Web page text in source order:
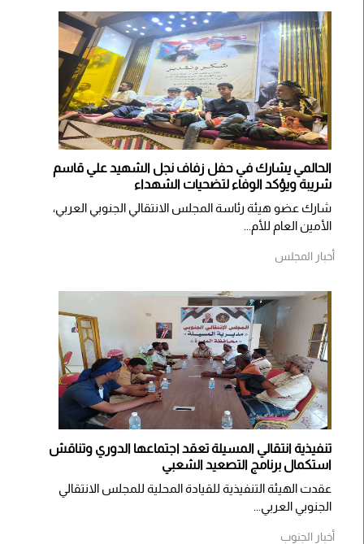
الحالمي يشارك في حفل زفاف نجل الشهيد علي قاسم
شريبة ويؤكد الوفاء لتضحيات الشهداء
شارك عضو هيئة رئاسة المجلس الانتقالي الجنوبي العربي،
الأمين العام للأم...
أخبار المجلس
تنفيذية انتقالي المسيلة تعقد اجتماعها الدوري وتناقش
استكمال برنامج التصعيد الشعبي
عقدت الهيئة التنفيذية للقيادة المحلية للمجلس الانتقالي
الجنوبي العربي...
أخبار الجنوب